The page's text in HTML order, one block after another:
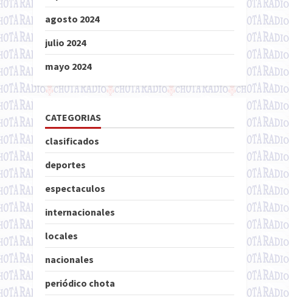
agosto 2024
julio 2024
mayo 2024
CATEGORIAS
clasificados
deportes
espectaculos
internacionales
locales
nacionales
periódico chota